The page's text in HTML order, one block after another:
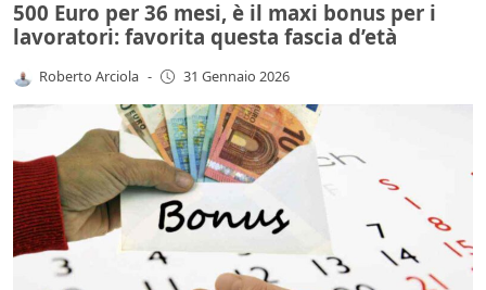
500 Euro per 36 mesi, è il maxi bonus per i
lavoratori: favorita questa fascia d’età
Roberto Arciola - 31 Gennaio 2026